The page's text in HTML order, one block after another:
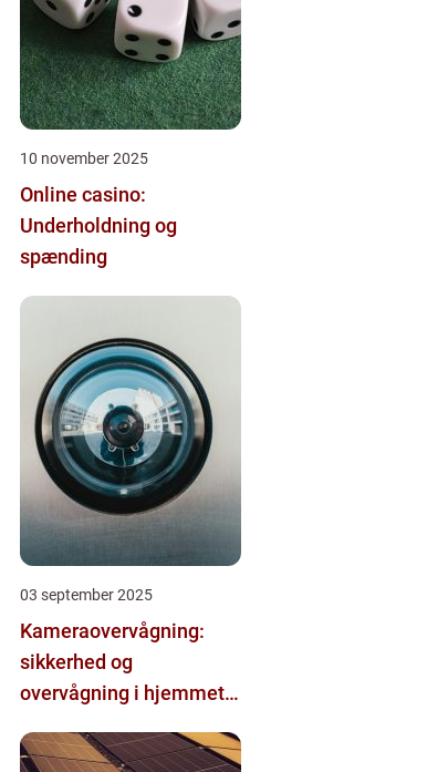
10 november 2025
Online casino:
Underholdning og
spænding
03 september 2025
Kameraovervågning:
sikkerhed og
overvågning i hjemmet